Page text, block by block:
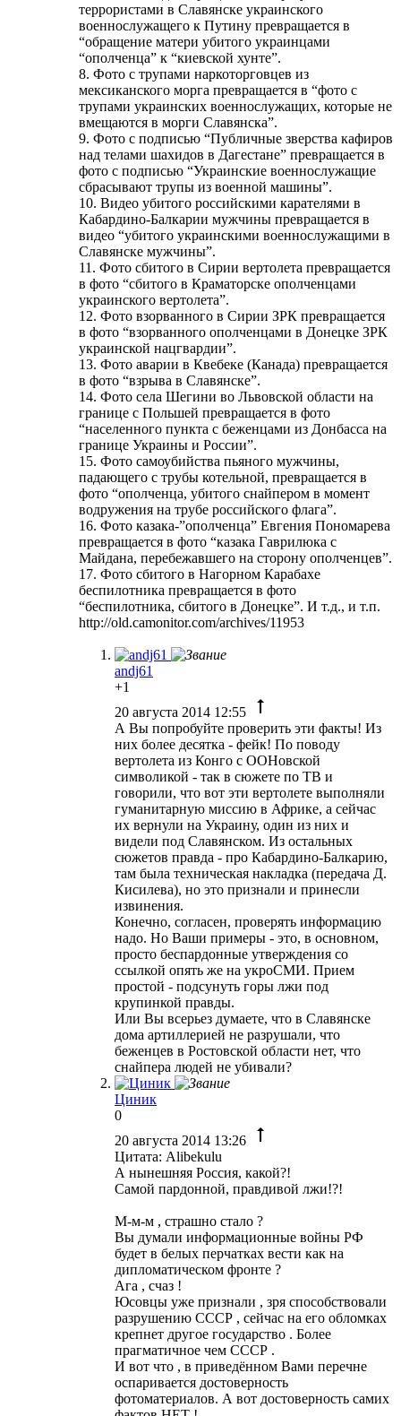
террористами в Славянске украинского
военнослужащего к Путину превращается в
“обращение матери убитого украинцами
“ополченца” к “киевской хунте”.
8. Фото с трупами наркоторговцев из
мексиканского морга превращается в “фото с
трупами украинских военнослужащих, которые не
вмещаются в морги Славянска”.
9. Фото с подписью “Публичные зверства кафиров
над телами шахидов в Дагестане” превращается в
фото с подписью “Украинские военнослужащие
сбрасывают трупы из военной машины”.
10. Видео убитого российскими карателями в
Кабардино-Балкарии мужчины превращается в
видео “убитого украинскими военнослужащими в
Славянске мужчины”.
11. Фото сбитого в Сирии вертолета превращается
в фото “сбитого в Краматорске ополченцами
украинского вертолета”.
12. Фото взорванного в Сирии ЗРК превращается
в фото “взорванного ополченцами в Донецке ЗРК
украинской нацгвардии”.
13. Фото аварии в Квебеке (Канада) превращается
в фото “взрыва в Славянске”.
14. Фото села Шегини во Львовской области на
границе с Польшей превращается в фото
“населенного пункта с беженцами из Донбасса на
границе Украины и России”.
15. Фото самоубийства пьяного мужчины,
падающего с трубы котельной, превращается в
фото “ополченца, убитого снайпером в момент
водружения на трубе российского флага”.
16. Фото казака-”ополченца” Евгения Пономарева
превращается в фото “казака Гаврилюка с
Майдана, перебежавшего на сторону ополченцев”.
17. Фото сбитого в Нагорном Карабахе
беспилотника превращается в фото
“беспилотника, сбитого в Донецке”. И т.д., и т.п.
http://old.camonitor.com/archives/11953
andj61
+1
20 августа 2014 12:55
А Вы попробуйте проверить эти факты! Из
них более десятка - фейк! По поводу
вертолета из Конго с ООНовской
символикой - так в сюжете по ТВ и
говорили, что вот эти вертолете выполняли
гуманитарную миссию в Африке, а сейчас
их вернули на Украину, один из них и
видели под Славянском. Из остальных
сюжетов правда - про Кабардино-Балкарию,
там была техническая накладка (передача Д.
Кисилева), но это признали и принесли
извинения.
Конечно, согласен, проверять информацию
надо. Но Ваши примеры - это, в основном,
просто беспардонные утверждения со
ссылкой опять же на укроСМИ. Прием
простой - подсунуть горы лжи под
крупинкой правды.
Или Вы всерьез думаете, что в Славянске
дома артиллерией не разрушали, что
беженцев в Ростовской области нет, что
снайпера людей не убивали?
Циник
0
20 августа 2014 13:26
Цитата: Alibekulu
А нынешняя Россия, какой?!
Самой пардонной, правдивой лжи!?!
М-м-м , страшно стало ?
Вы думали информационные войны РФ
будет в белых перчатках вести как на
дипломатическом фронте ?
Ага , счаз !
Юсовцы уже признали , зря способствовали
разрушению СССР , сейчас на его обломках
крепнет другое государство . Более
прагматичное чем СССР .
И вот что , в приведённом Вами перечне
оспаривается достоверность
фотоматериалов. А вот достоверность самих